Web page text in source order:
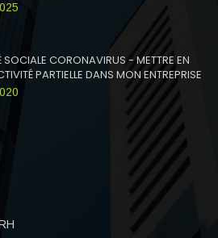
SOCIALE CORONAVIRUS - METTRE EN
PARTIELLE DANS MON ENTREPRISE